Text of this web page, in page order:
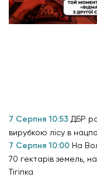
7 Серпня 10:53 ДБР
вирубкою лісу в
7 Серпня 10:00 На
70 гектарів земель,
Тігіпка